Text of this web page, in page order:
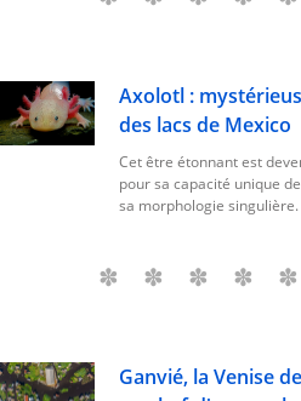
Axolotl :
des lacs de Mexico
Cet être étonnant est
pour sa capacité unique
sa morphologie singulière.
Ganvié, la Venise